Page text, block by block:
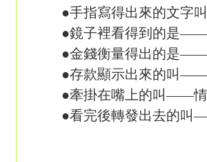
●手指寫得出來的文字
●鏡子裡看得到的是
●金錢衡量得出的是
●存款顯示出來的叫
●牽掛在嘴上的叫——
●看完後轉發出去的叫